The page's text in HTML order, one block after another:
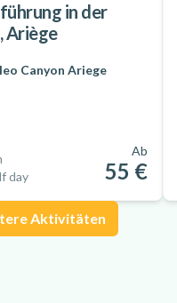
in der
Ariège
Canyon Ariege
day
Ab
55 €
Aktivitäten